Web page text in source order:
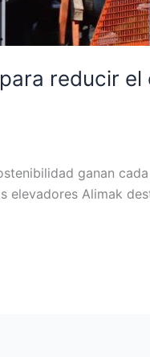
reducir
ganan
Alimak